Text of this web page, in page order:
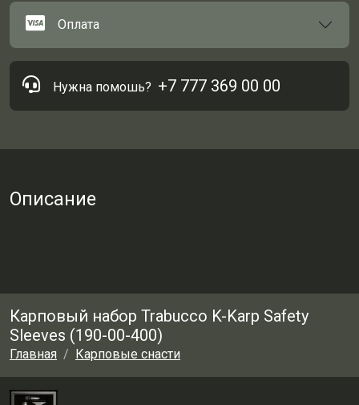
Оплата
Нужна помошь? +7 777 369 00 00
Описание
Карповый набор Trabucco K-Karp Safety
Sleeves (190-00-400)
Главная Карповые снасти